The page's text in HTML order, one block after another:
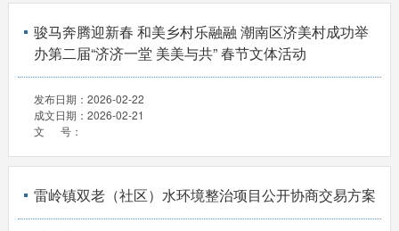
骏马奔腾迎新春 和美乡村乐融融 潮南区济美村成功举
办第二届“济济一堂 美美与共” 春节文体活动
发布日期： 2026-02-22
成文日期： 2026-02-21
文 号：
雷岭镇双老（社区）水环境整治项目公开协商交易方案